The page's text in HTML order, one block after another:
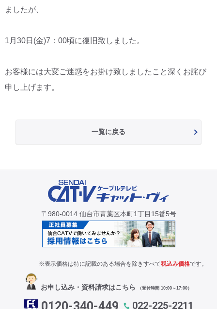
ましたが、
1月30日(金)7：00頃に復旧致しました。
お客様には大変ご迷惑をお掛け致しましたこと深くお詫び
申し上げます。
一覧に戻る
〒980-0014 仙台市青葉区本町1丁目15番5号
※表示価格は特に記載のある場合を除きすべて税込み価格です。
お申し込み・資料請求はこちら （受付時間 10:00～17:00）
022-225-2211